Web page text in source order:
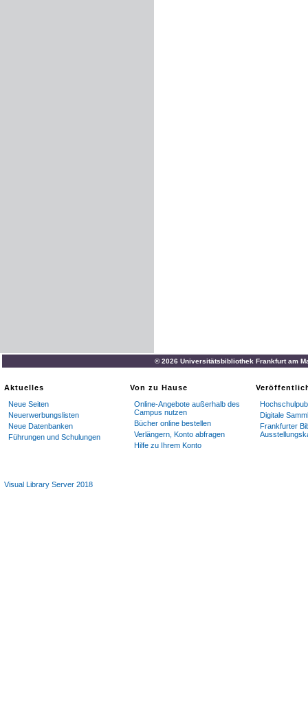
© 2026 Universitätsbibliothek Frankfurt am
Aktuelles
Neue Seiten
Neuerwerbungslisten
Neue Datenbanken
Führungen und Schulungen
Von zu Hause
Online-Angebote außerhalb des
Campus nutzen
Bücher online bestellen
Verlängern, Konto abfragen
Hilfe zu Ihrem Konto
Digitale
Frankfurter
Visual Library Server 2018